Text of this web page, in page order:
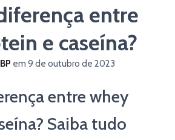
entre
e caseína?
em 9 de outubro de 2023
entre whey
Saiba tudo